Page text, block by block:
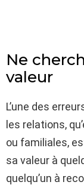
Ne
valeur
L’une des
les relations,
ou familiales,
sa valeur à
quelqu’un à